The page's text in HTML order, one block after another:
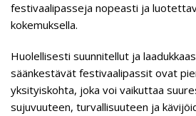
festivaalipasseja nopeasti ja
kokemuksella.
Huolellisesti suunnitellut ja
säänkestävät festivaalipassit ovat
yksityiskohta, joka voi vaikuttaa
sujuvuuteen, turvallisuuteen ja